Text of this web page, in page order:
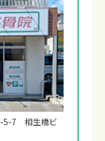
5-7 相生橋ビ